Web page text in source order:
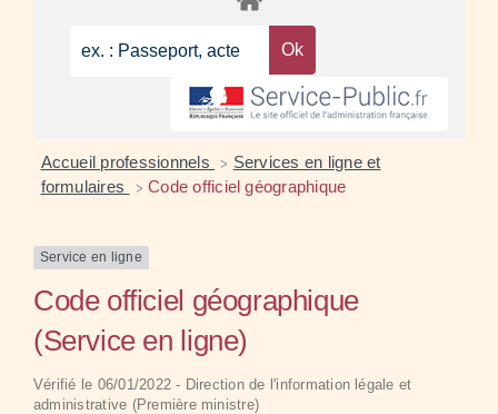
Accueil professionnels > Services en ligne et
formulaires
> Code officiel géographique
Service en ligne
Code officiel géographique
(Service en ligne)
Vérifié le 06/01/2022 - Direction de l'information légale et
administrative (Première ministre)